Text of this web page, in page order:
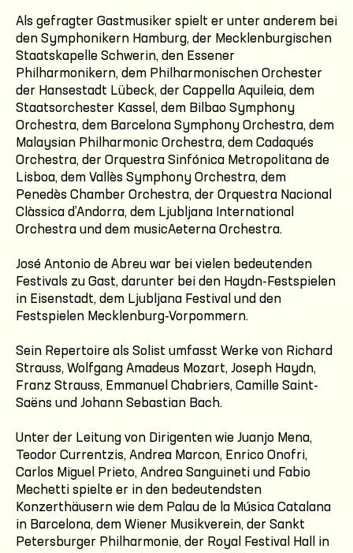
Als gefragter Gastmusiker spielt er unter anderem bei
den Symphonikern Hamburg, der Mecklenburgischen
Staatskapelle Schwerin, den Essener
Philharmonikern, dem Philharmonischen Orchester
der Hansestadt Lübeck, der Cappella Aquileia, dem
Staatsorchester Kassel, dem Bilbao Symphony
Orchestra, dem Barcelona Symphony Orchestra, dem
Malaysian Philharmonic Orchestra, dem Cadaqués
Orchestra, der Orquestra Sinfónica Metropolitana de
Lisboa, dem Vallès Symphony Orchestra, dem
Penedès Chamber Orchestra, der Orquestra Nacional
Clàssica d’Andorra, dem Ljubljana International
Orchestra und dem musicAeterna Orchestra.
José Antonio de Abreu war bei vielen bedeutenden
Festivals zu Gast, darunter bei den Haydn-Festspielen
in Eisenstadt, dem Ljubljana Festival und den
Festspielen Mecklenburg-Vorpommern.
Sein Repertoire als Solist umfasst Werke von Richard
Strauss, Wolfgang Amadeus Mozart, Joseph Haydn,
Franz Strauss, Emmanuel Chabriers, Camille Saint-
Saëns und Johann Sebastian Bach.
Unter der Leitung von Dirigenten wie Juanjo Mena,
Teodor Currentzis, Andrea Marcon, Enrico Onofri,
Carlos Miguel Prieto, Andrea Sanguineti und Fabio
Mechetti spielte er in den bedeutendsten
Konzerthäusern wie dem Palau de la Música Catalana
in Barcelona, dem Wiener Musikverein, der Sankt
Petersburger Philharmonie, der Royal Festival Hall in